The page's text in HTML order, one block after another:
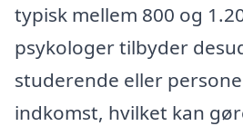
typisk mellem 800 og
psykologer tilbyder
studerende eller
indkomst, hvilket kan